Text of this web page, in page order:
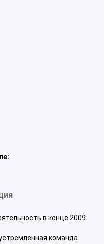
в конце 2009
команда